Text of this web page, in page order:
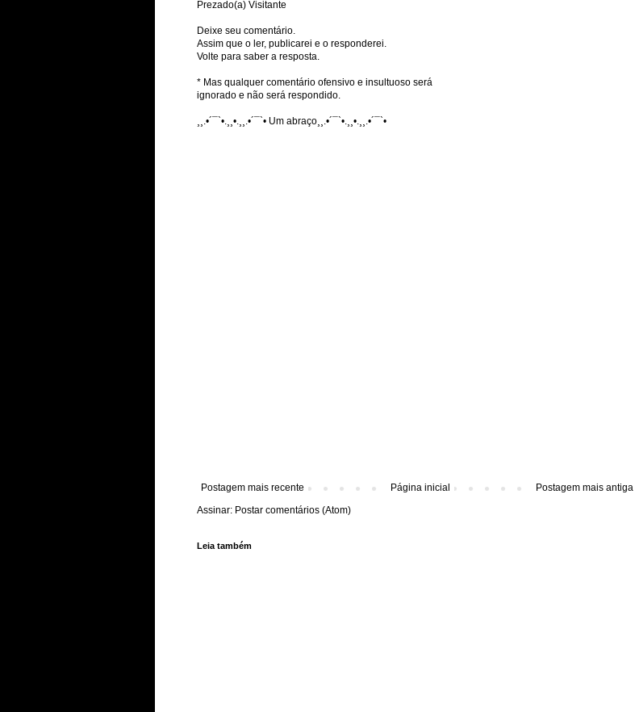
Prezado(a) Visitante
Deixe seu comentário.
Assim que o ler, publicarei e o responderei.
Volte para saber a resposta.
* Mas qualquer comentário ofensivo e insultuoso será
ignorado e não será respondido.
¸¸.•´¯`•.¸¸•.¸¸.•´¯`• Um abraço¸¸.•´¯`•.¸¸•.¸¸.•´¯`•
Postagem mais recente Postagem mais antiga
Página inicial
Assinar: Postar comentários (Atom)
Leia também